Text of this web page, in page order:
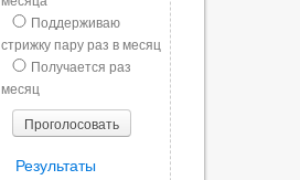
Поддерживаю
стрижку пару раз в месяц
Получается раз
месяц
Проголосовать
Результаты